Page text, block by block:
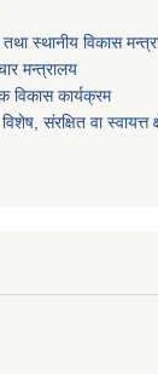
स्थानीय विकास
मन्त्रालय
विकास कार्यक्रम
संरक्षित वा